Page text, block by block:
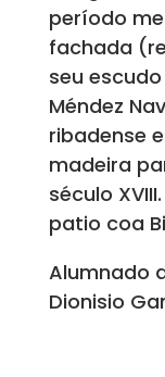
período
fachada
seu
Méndez
ribadense
madeira
século
patio coa
Alumnado
Dionisio